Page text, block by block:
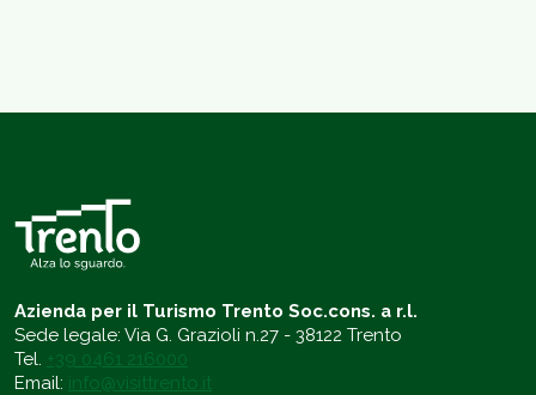
Azienda per il Turismo Trento Soc.cons. a r.l.
Sede legale: Via G. Grazioli n.27 - 38122 Trento
Tel. +39 0461 216000
Email: info@visittrento.it